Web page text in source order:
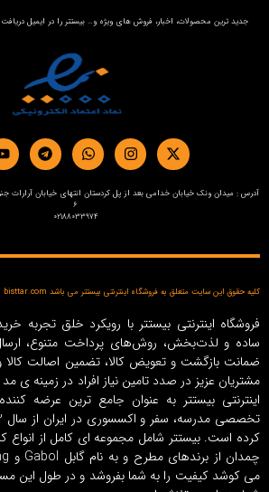
جدید ترین محصولات، اخبار، فروش های ویژه و… بیستتر را در ایمیل دریافت
6
02188033974
کلیه حقوق این سایت متعلق به فروشگاه اینترنتی بیستتر می باشد bisttar.com
فروشگاه اینترنتی بیستتر با رویکرد خلق تجربه
ضمانت بازگشت و تعویض کالا، تضمین اصالت کالا
مشتریان عزیز در صدد تامین نیاز افراد در زمینه‌ ی
اینترنتی بیستتر به عنوان جامع ترین عرضه
کرده است. بیستتر شامل مجموعه ای کامل از
می کوشد کیفیت را به شما بفروشد و در طول این